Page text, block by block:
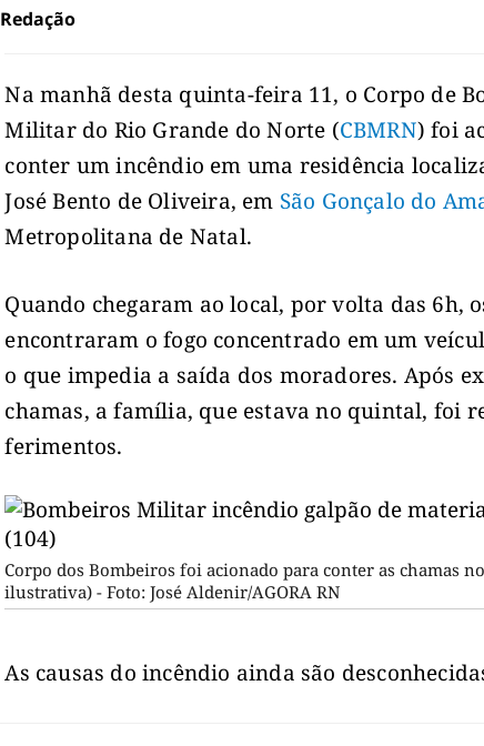
Redação
Na manhã desta quinta-feira 11, o Corpo de
Militar do Rio Grande do Norte (CBMRN) foi
conter um incêndio em uma residência
José Bento de Oliveira, em São Gonçalo do
Metropolitana de Natal.
Quando chegaram ao local, por volta das 6h,
encontraram o fogo concentrado em um
o que impedia a saída dos moradores. Após
chamas, a família, que estava no quintal, foi
ferimentos.
Corpo dos Bombeiros foi acionado para conter as chamas
ilustrativa) - Foto: José Aldenir/AGORA RN
As causas do incêndio ainda são